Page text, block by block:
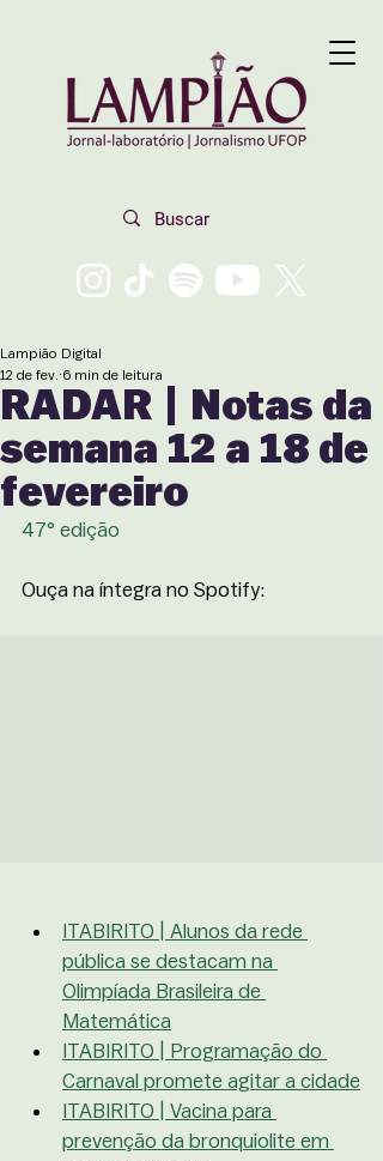
RADAR | Notas da
semana 12 a 18 de
fevereiro
Lampião Digital
12 de fev. 6 min de leitura
47° edição
Ouça na íntegra no Spotify:
ITABIRITO | Alunos da rede
pública se destacam na
Olimpíada Brasileira de
Matemática
ITABIRITO | Programação do
Carnaval promete agitar a cidade
ITABIRITO | Vacina para
prevenção da bronquiolite em